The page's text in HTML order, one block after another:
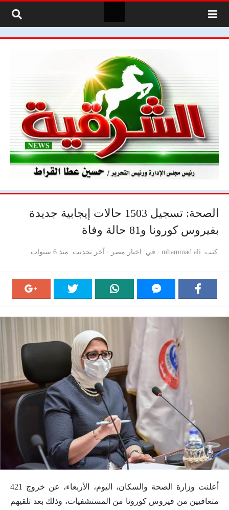
الصحة: تسجيل 1503 حالات إيجابية جديدة
بفيروس كورونا و81 حالة وفاة
كتب mhammad ali في اخبار مصر آخر تحديث منذ 6 سنوات
أعلنت وزارة الصحة والسكان، اليوم، الأربعاء، عن خروج 421
متعافيين من فيروس كورونا من المستشفيات، وذلك بعد تلقيهم